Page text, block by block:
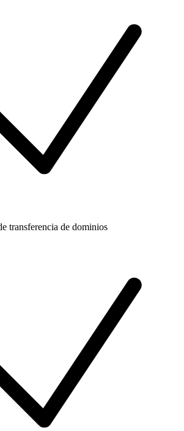
transferencia de dominios